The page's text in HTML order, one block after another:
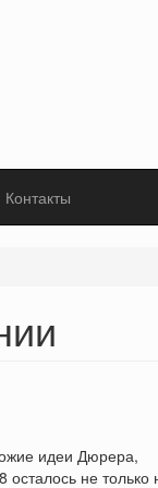
Контакты
идеи Дюрера,
не только